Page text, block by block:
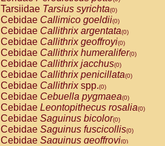
Tarsiidae Tarsius syrichta(0)
Cebidae Callimico goeldii(0)
Cebidae Callithrix argentata(0)
Cebidae Callithrix geoffroyi(0)
Cebidae Callithrix humeralifer(0)
Cebidae Callithrix jacchus(0)
Cebidae Callithrix penicillata(0)
Cebidae Callithrixspp.(0)
Cebidae Cebuella pygmaea(0)
Cebidae Leontopithecus rosalia(0)
Cebidae Saguinus bicolor(0)
Cebidae Saguinus fuscicollis(0)
Cebidae Saguinus geoffroyi(0)